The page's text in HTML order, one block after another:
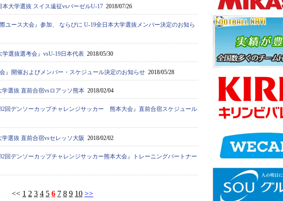
本大学選抜 スイス遠征vsバーゼルU-17 2018/07/26
際ユース大会』参加、 ならびに U-19全日本大学選抜メンバー決定のお知ら
学選抜選考会』vsU-19日本代表 2018/05/30
会』開催およびメンバー・スケジュール決定のお知らせ 2018/05/28
学選抜 直前合宿vsロアッソ熊本 2018/02/04
回デンソーカップチャレンジサッカー 熊本大会』直前合宿スケジュール
学選抜 直前合宿vsセレッソ大阪 2018/02/02
回デンソーカップチャレンジサッカー熊本大会』トレーニングパートナー
<< 1 2 3 4 5 6 7 8 9 10 >>